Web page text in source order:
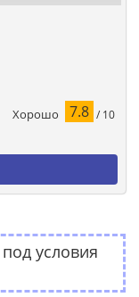
Хорошо 7.8 / 10
условия